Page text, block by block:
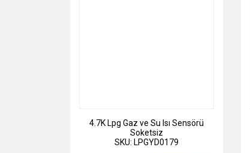
4.7K Lpg Gaz ve Su Isı Sensörü
Soketsiz
SKU: LPGYD0179